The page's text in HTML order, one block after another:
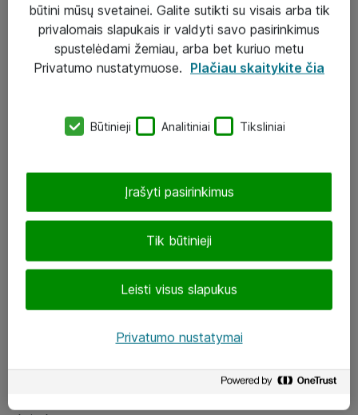
Įgyvendinti projektai
Atea ekspertų patarimai verslui
eShop@atea.lt
LinkedIn
būtini mūsų svetainei. Galite sutikti su visais arba tik
privalomais slapukais ir valdyti savo pasirinkimus
spustelėdami žemiau, arba bet kuriuo metu
Privatumo nustatymuose. Plačiau skaitykite čia
Būtinieji Analitiniai Tiksliniai
Tik būtinieji
Leisti visus slapukus
Įrašyti pasirinkimus
Privatumo nustatymai